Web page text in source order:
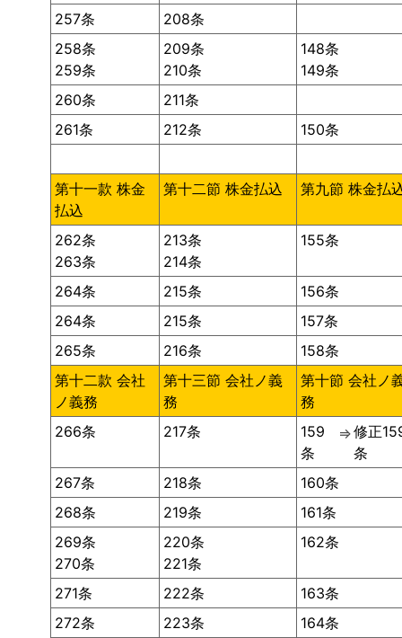
257条
208条
258条
259条
209条
210条
148条
149条
260条
211条
261条
212条 150条
第十一款 株金
払込
第十二節 株金払込 第九節 株金払
262条
263条
213条
214条
155条
264条 215条
156条
264条
215条
157条
265条
216条
158条
第十二款 会社
ノ義務
第十三節 会社ノ義
務
第十節 会社ノ
務
266条
217条
159
条
⇒修正
条
267条
218条
160条
268条
219条
161条
269条
270条
220条
221条
162条
271条 222条
163条
272条
223条
164条